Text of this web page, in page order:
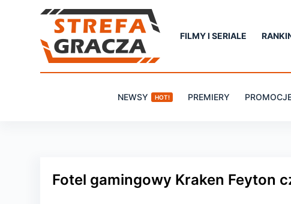
FILMY I SERIALE
NEWSY HOT! PREMIERY
Fotel gamingowy Kraken Feyton